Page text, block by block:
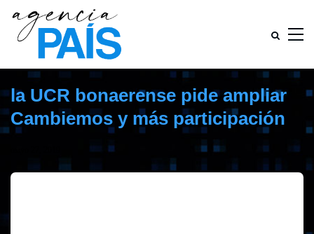
la UCR bonaerense pide ampliar
Cambiemos y más participación